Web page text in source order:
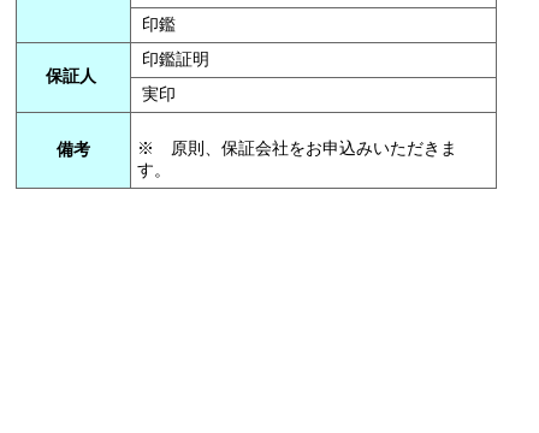
印鑑
保証人
印鑑証明
実印
備考
※ 原則、保証会社をお申込みいただきま
す。